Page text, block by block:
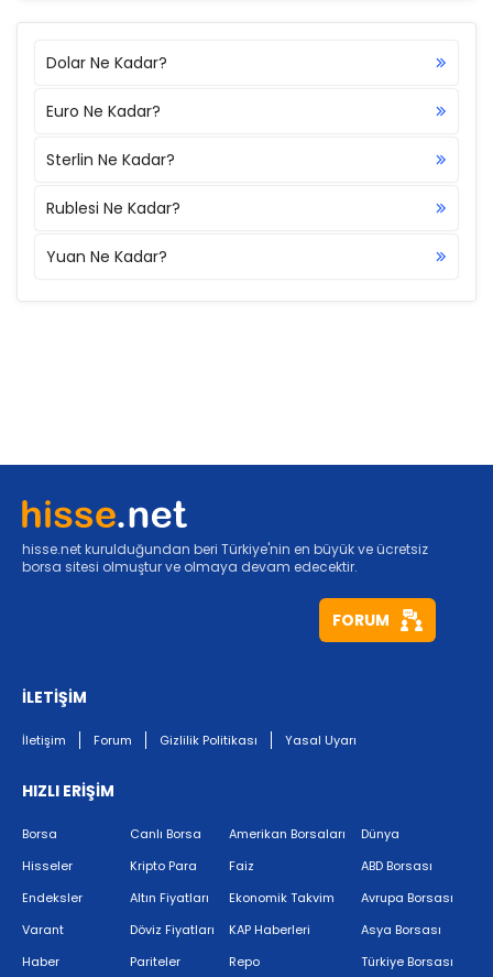
Dolar Ne Kadar?
Euro Ne Kadar?
Sterlin Ne Kadar?
Rublesi Ne Kadar?
Yuan Ne Kadar?
hisse.net kurulduğundan beri Türkiye'nin en büyük ve ücretsiz
borsa sitesi olmuştur ve olmaya devam edecektir.
FORUM
İLETİŞİM
İletişim Forum Gizlilik Politikası Yasal Uyarı
HIZLI ERİŞİM
Borsa
Hisseler
Endeksler
Varant
Haber
Canlı Borsa
Kripto Para
Altın Fiyatları
Döviz Fiyatları
Pariteler
Amerikan Borsaları
Faiz
Ekonomik Takvim
KAP Haberleri
Repo
Dünya
ABD Borsası
Avrupa Borsası
Asya Borsası
Türkiye Borsası